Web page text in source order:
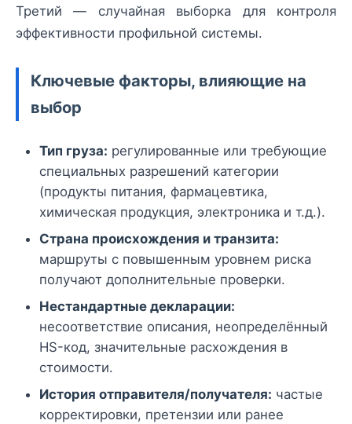
Третий — случайная выборка для контроля
эффективности профильной системы.
Ключевые факторы, влияющие на
выбор
Тип груза: регулированные или требующие
специальных разрешений категории
(продукты питания, фармацевтика,
химическая продукция, электроника и т.д.).
Страна происхождения и транзита:
маршруты с повышенным уровнем риска
получают дополнительные проверки.
Нестандартные декларации:
несоответствие описания, неопределённый
HS-код, значительные расхождения в
стоимости.
История отправителя/получателя: частые
корректировки, претензии или ранее